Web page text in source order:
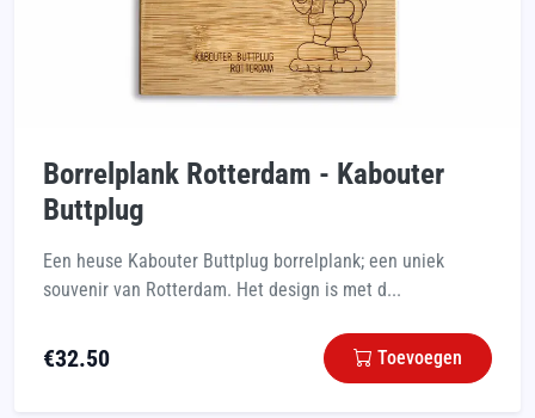
Borrelplank Rotterdam - Kabouter
Buttplug
Een heuse Kabouter Buttplug borrelplank; een uniek
souvenir van Rotterdam. Het design is met d...
€32.50 Toevoegen